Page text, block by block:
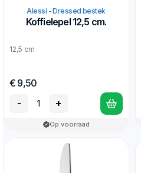
Alessi - Dressed bestek
Koffielepel 12,5 cm.
12,5 cm
€ 9,50
-
+
Op voorraad